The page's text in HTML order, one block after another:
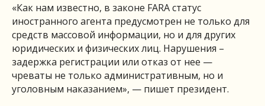
«Как нам известно, в законе FARA статус
иностранного агента предусмотрен не только для
средств массовой информации, но и для других
юридических и физических лиц. Нарушения –
задержка регистрации или отказ от нее —
чреваты не только административным, но и
уголовным наказанием», — пишет президент.